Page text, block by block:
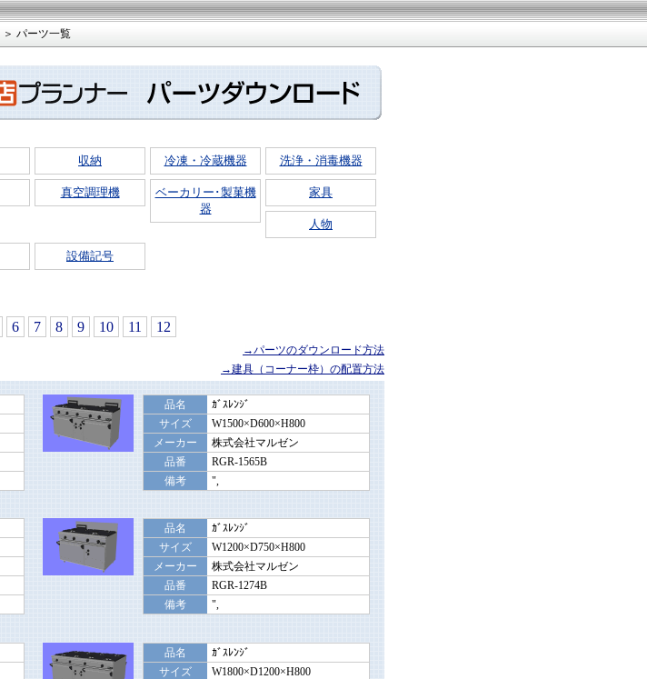
＞ パーツ一覧
収納 冷凍・冷蔵機器 洗浄・消毒機器
真空調理機
ベーカリー･製菓機
器
家具
人物
設備記号
6 7 8 9 10 11 12
→パーツのダウンロード方法
→建具（コーナー枠）の配置方法
品名
ｶﾞｽﾚﾝｼﾞ
サイズ
W1500×D600×H800
メーカー
株式会社マルゼン
品番
RGR-1565B
備考
",
品名
ｶﾞｽﾚﾝｼﾞ
サイズ
W1200×D750×H800
メーカー
株式会社マルゼン
品番
RGR-1274B
備考
",
品名
ｶﾞｽﾚﾝｼﾞ
サイズ
W1800×D1200×H800